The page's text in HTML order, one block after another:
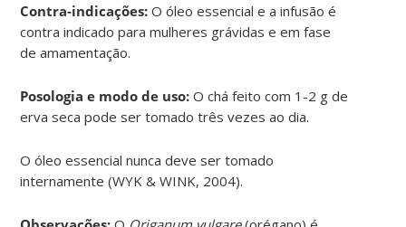
Contra-indicações:O óleo essencial e a infusão é
contra indicado para mulheres grávidas e em fase
de amamentação.
Posologia e modo de uso: O chá feito com 1-2 g de
erva seca pode ser tomado três vezes ao dia.
O óleo essencial nunca deve ser tomado
internamente (WYK & WINK, 2004).